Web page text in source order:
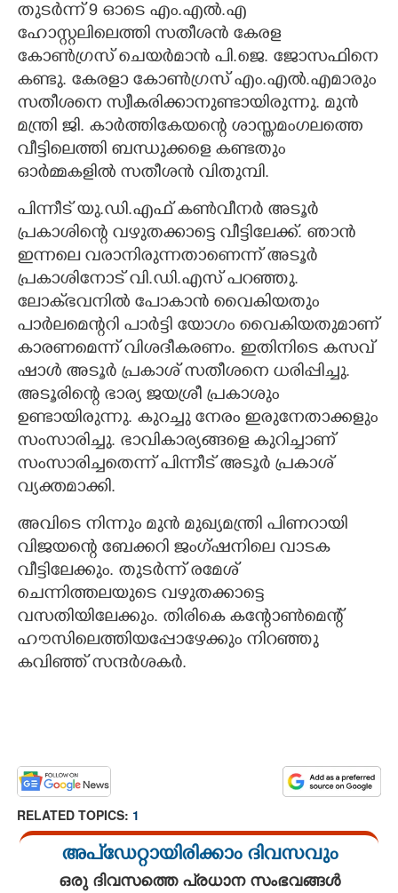
തുടർന്ന് 9 ഓടെ എം.എൽ.എ
ഹോസ്റ്റലിലെത്തി സതീശൻ കേരള
കോൺഗ്രസ് ചെയർമാൻ പി.ജെ. ജോസഫിനെ
കണ്ടു. കേരളാ കോൺഗ്രസ് എം.എൽ.എമാരും
സതീശനെ സ്വീകരിക്കാനുണ്ടായിരുന്നു. മുൻ
മന്ത്രി ജി. കാർത്തികേയന്റെ ശാസ്തമംഗലത്തെ
വീട്ടിലെത്തി ബന്ധുക്കളെ കണ്ടതും
ഓർമ്മകളിൽ സതീശൻ വിതുമ്പി.
പിന്നീട് യു.ഡി.എഫ് കൺവീനർ അടൂർ
പ്രകാശിന്റെ വഴുതക്കാട്ടെ വീട്ടിലേക്ക്. ഞാൻ
ഇന്നലെ വരാനിരുന്നതാണെന്ന് അടൂർ
പ്രകാശിനോട് വി.ഡി.എസ് പറഞ്ഞു.
ലോക്‌ഭവനിൽ പോകാൻ വൈകിയതും
പാർലമെന്ററി പാർട്ടി യോഗം വൈകിയതുമാണ്
കാരണമെന്ന് വിശദീകരണം. ഇതിനിടെ കസവ്
ഷാൾ അടൂർ പ്രകാശ് സതീശനെ ധരിപ്പിച്ചു.
അടൂരിന്റെ ഭാര്യ ജയശ്രീ പ്രകാശും
ഉണ്ടായിരുന്നു. കുറച്ചു നേരം ഇരുനേതാക്കളും
സംസാരിച്ചു. ഭാവികാര്യങ്ങളെ കുറിച്ചാണ്
സംസാരിച്ചതെന്ന് പിന്നീട് അടൂർ പ്രകാശ്
വ്യക്തമാക്കി.
അവിടെ നിന്നും മുൻ മുഖ്യമന്ത്രി പിണറായി
വിജയന്റെ ബേക്കറി ജംഗ്ഷനിലെ വാടക
വീട്ടിലേക്കും. തുടർന്ന് രമേശ്
ചെന്നിത്തലയുടെ വഴുതക്കാട്ടെ
വസതിയിലേക്കും. തിരികെ കന്റോൺമെന്റ്
ഹൗസിലെത്തിയപ്പോഴേക്കും നിറഞ്ഞു
കവിഞ്ഞ് സന്ദർശകർ.
RELATED TOPICS: 1
അപ്ഡേറ്റായിരിക്കാം ദിവസവും
ഒരു ദിവസത്തെ പ്രധാന സംഭവങ്ങൾ